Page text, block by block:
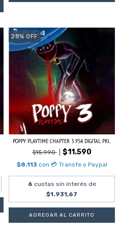
28% OFF
POPPY PLAYTIME CHAPTER 3 PS4 DIGITAL PRI...
$15.990 $11.590
$8.113 con 💳 Transfe o Paypal
6 cuotas sin interés de
$1.931,67